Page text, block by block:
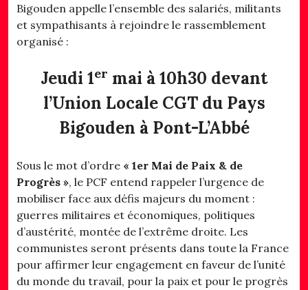
Bigouden appelle l’ensemble des salariés, militants
et sympathisants à rejoindre le rassemblement
organisé :
Jeudi 1er mai à 10h30 devant
l’Union Locale CGT du Pays
Bigouden à Pont-L’Abbé
Sous le mot d’ordre « 1er Mai de Paix & de
Progrès », le PCF entend rappeler l’urgence de
mobiliser face aux défis majeurs du moment :
guerres militaires et économiques, politiques
d’austérité, montée de l’extrême droite. Les
communistes seront présents dans toute la France
pour affirmer leur engagement en faveur de l’unité
du monde du travail, pour la paix et pour le progrès